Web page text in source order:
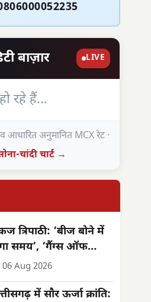
बाज़ार LIVE
रहे हैं…
आधारित अनुमानित MCX रेट ·
चांदी चार्ट →
त्रिपाठी: ‘बीज बोने में
समय’, ‘गैंग्स ऑफ
से पहले का सफर
06 Aug 2026
में सौर ऊर्जा क्रांति: